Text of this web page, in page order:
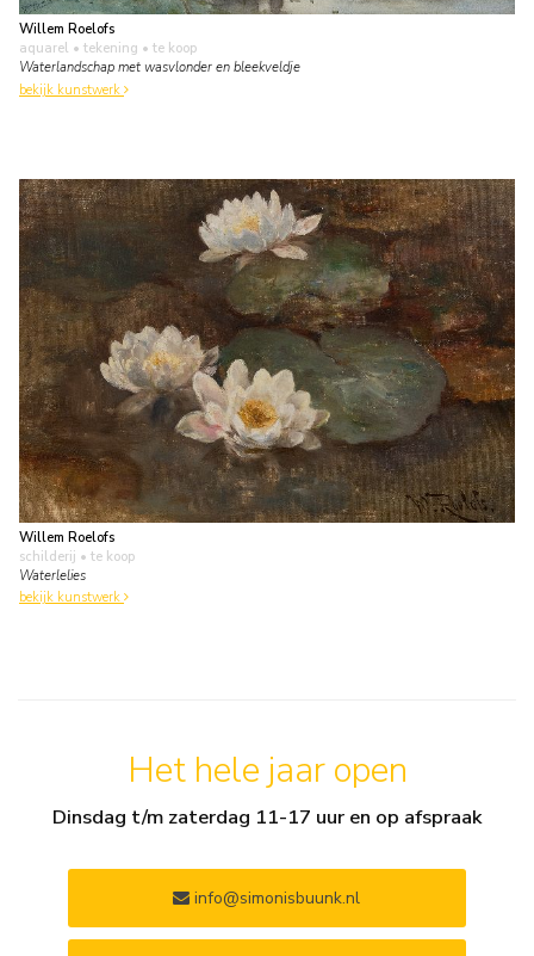
Willem Roelofs
aquarel • tekening • te koop
Waterlandschap met wasvlonder en bleekveldje
bekijk kunstwerk
Willem Roelofs
schilderij • te koop
Waterlelies
bekijk kunstwerk
Het hele jaar open
Dinsdag t/m zaterdag 11-17 uur en op afspraak
info@simonisbuunk.nl